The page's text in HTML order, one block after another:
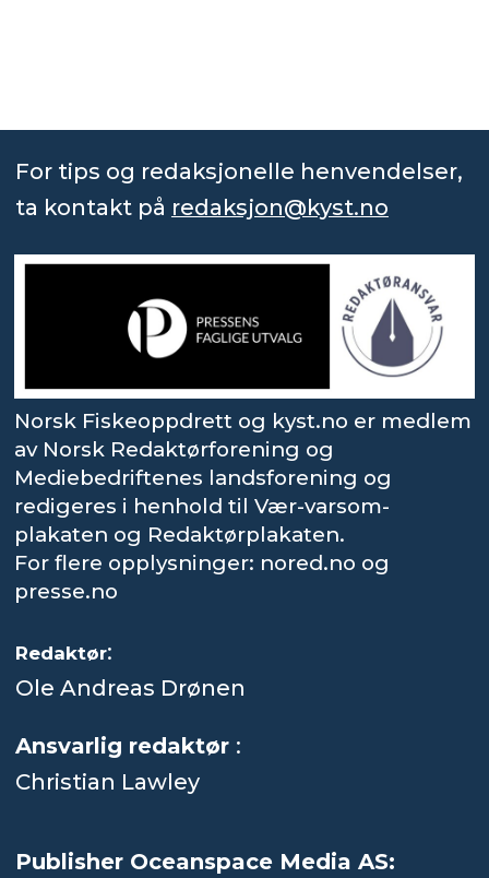
For tips og redaksjonelle henvendelser,
ta kontakt på redaksjon@kyst.no
Norsk Fiskeoppdrett og kyst.no er medlem
av Norsk Redaktørforening og
Mediebedriftenes landsforening og
redigeres i henhold til Vær-varsom-
plakaten og Redaktørplakaten.
For flere opplysninger: nored.no og
presse.no
Redaktør:
Ole Andreas Drønen
Ansvarlig redaktør :
Christian Lawley
Publisher Oceanspace Media AS: